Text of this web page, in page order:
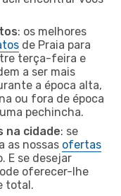
: os melhores
de Praia para
terça-feira e
a ser mais
a época alta,
ou fora de época
pechincha.
na cidade: se
as nossas ofertas
E se desejar
oferecer-lhe
total.